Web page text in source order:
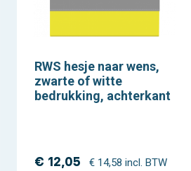
RWS hesje naar wens,
zwarte of witte
bedrukking, achterkant
€ 12,05 € 14,58 incl. BTW